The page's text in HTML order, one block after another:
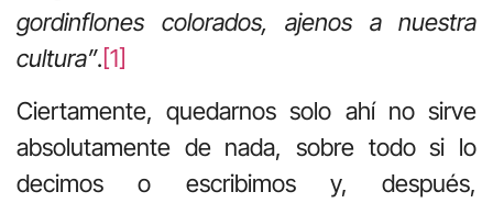
gordinflones colorados, ajenos a nuestra
cultura”.[1]
Ciertamente, quedarnos solo ahí no sirve
absolutamente de nada, sobre todo si lo
decimos o escribimos y, después,